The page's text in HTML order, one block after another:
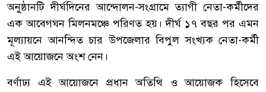
অনুষ্ঠানটি দীর্ঘদিনের আন্দোলন-সংগ্রামে ত্যাগী নেতা-কর্মীদের
এক আবেগঘন মিলনমঞ্চে পরিণত হয়। দীর্ঘ ১৭ বছর পর এমন
মূল্যায়নে আনন্দিত চার উপজেলার বিপুল সংখ্যক নেতা-কর্মী
এই আয়োজনে অংশ নেন।
বর্ণাঢ্য এই আয়োজনে প্রধান অতিথি ও আয়োজক হিসেবে